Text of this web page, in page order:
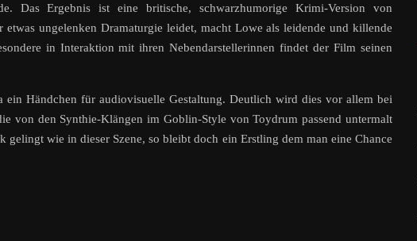
Das Ergebnis ist eine britische, schwarzhumorige Krimi-Version von
ungelenken Dramaturgie leidet, macht Lowe als leidende und killende
in Interaktion mit ihren Nebendarstellerinnen findet der Film seinen
ein Händchen für audiovisuelle Gestaltung. Deutlich wird dies vor allem bei
von den Synthie-Klängen im Goblin-Style von Toydrum passend untermalt
gelingt wie in dieser Szene, so bleibt doch ein Erstling dem man eine Chance